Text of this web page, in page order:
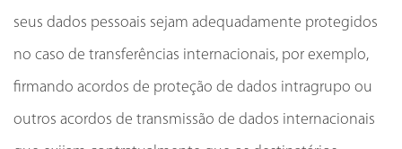
seus dados pessoais sejam adequadamente protegidos
no caso de transferências internacionais, por exemplo,
firmando acordos de proteção de dados intragrupo ou
outros acordos de transmissão de dados internacionais